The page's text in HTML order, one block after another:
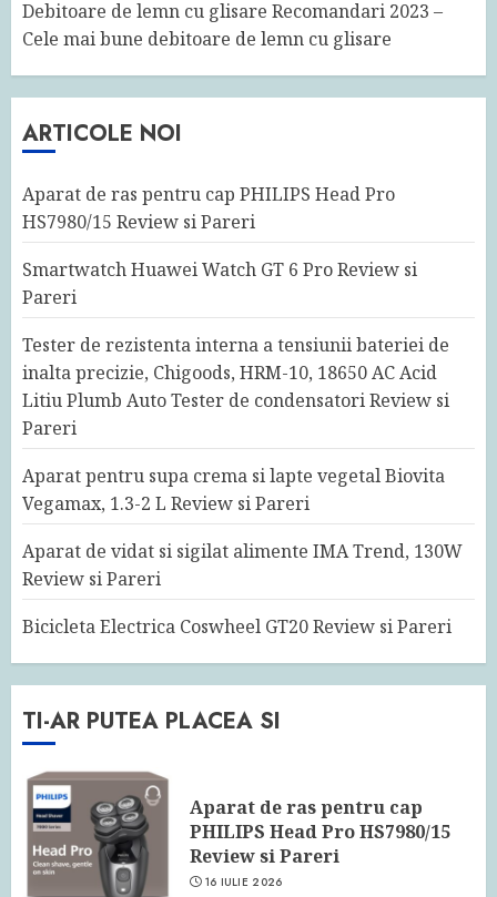
Debitoare de lemn cu glisare Recomandari 2023 –
Cele mai bune debitoare de lemn cu glisare
ARTICOLE NOI
Aparat de ras pentru cap PHILIPS Head Pro
HS7980/15 Review si Pareri
Smartwatch Huawei Watch GT 6 Pro Review si
Pareri
Tester de rezistenta interna a tensiunii bateriei de
inalta precizie, Chigoods, HRM-10, 18650 AC Acid
Litiu Plumb Auto Tester de condensatori Review si
Pareri
Aparat pentru supa crema si lapte vegetal Biovita
Vegamax, 1.3-2 L Review si Pareri
Aparat de vidat si sigilat alimente IMA Trend, 130W
Review si Pareri
Bicicleta Electrica Coswheel GT20 Review si Pareri
TI-AR PUTEA PLACEA SI
Aparat de ras pentru cap
PHILIPS Head Pro HS7980/15
Review si Pareri
16 IULIE 2026